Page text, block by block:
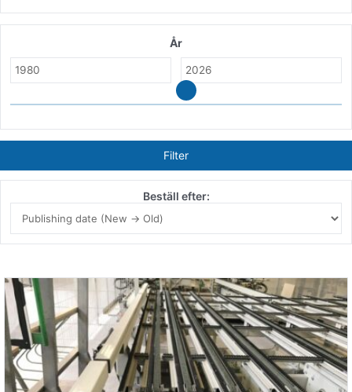
Beställ efter:
År
Filter